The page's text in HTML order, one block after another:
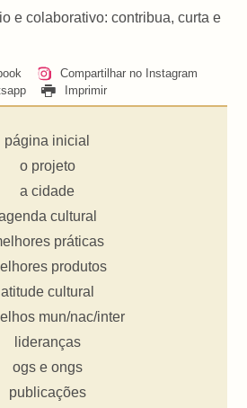
e colaborativo: contribua, curta e
Compartilhar no Instagram
Imprimir
página inicial
o projeto
a cidade
cultural
práticas
produtos
atitude cultural
mun/nac/inter
lideranças
ogs e ongs
publicações